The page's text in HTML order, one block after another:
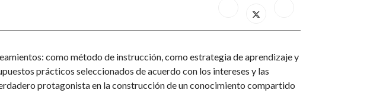
como método de instrucción, como estrategia de aprendizaje y
prácticos seleccionados de acuerdo con los intereses y las
protagonista en la construcción de un conocimiento compartido